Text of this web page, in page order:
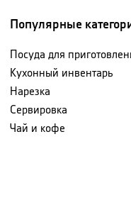
Популярные
Посуда для
Кухонный инвентарь
Нарезка
Сервировка
Чай и кофе